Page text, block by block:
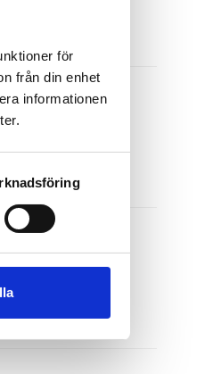
för
från din enhet
informationen